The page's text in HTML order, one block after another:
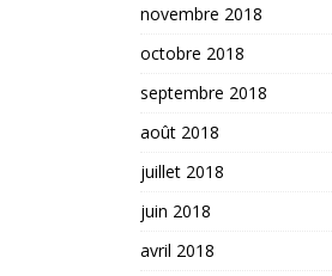
novembre 2018
octobre 2018
septembre 2018
août 2018
juillet 2018
juin 2018
avril 2018